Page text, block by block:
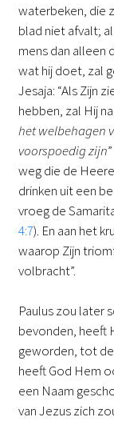
waterbeken, die
blad niet afvalt;
mens dan alleen
wat hij doet, zal
Jesaja: “Als Zijn
hebben, zal Hij
het welbehagen
voorspoedig zijn
weg die de
drinken uit een
vroeg de
4:7). En aan het
waarop Zijn
volbracht”.
Paulus zou later
bevonden, heeft
geworden, tot
heeft God Hem
een Naam
van Jezus zich